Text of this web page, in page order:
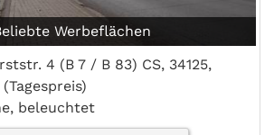
Werbeflächen
4 (B 7 / B 83) CS, 34125,
(Tagespreis)
beleuchtet